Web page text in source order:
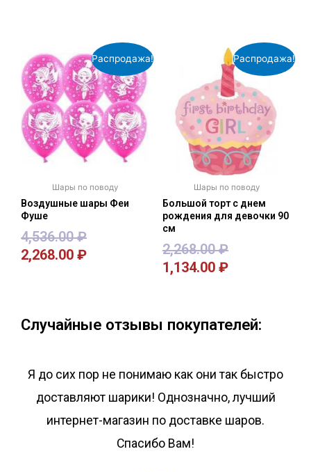
Распродажа!
Шары по поводу
Воздушные шары Феи
Фуше
4,536.00₽
2,268.00 ₽
Распродажа!
Шары по поводу
Большой торт с днем
рождения для девочки 90
см
2,268.00₽
1,134.00 ₽
Случайные отзывы покупателей:
Я до сих пор не понимаю как они так быстро
доставляют шарики! Однозначно, лучший
интернет-магазин по доставке шаров.
Спасибо Вам!